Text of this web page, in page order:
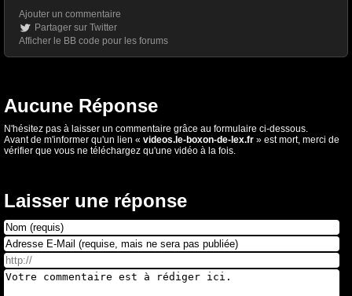
Ajouter un commentaire
Partager sur Twitter
Afficher le BB code pour les forums
Aucune Réponse
N'hésitez pas à laisser un commentaire grâce au formulaire ci-dessous.
Avant de m'informer qu'un lien « videos.le-boxon-de-lex.fr » est mort, merci de
vérifier que vous ne téléchargez qu'une vidéo à la fois.
Laisser une réponse